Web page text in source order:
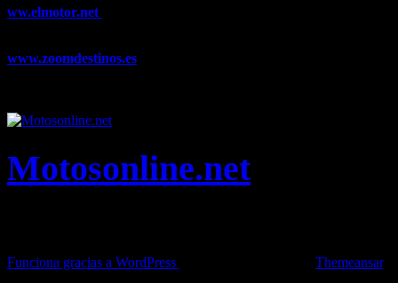
ww.elmotor.net
www.zoomdestinos.es
Motosonline.net
Funciona gracias a WordPress
Themeansar.